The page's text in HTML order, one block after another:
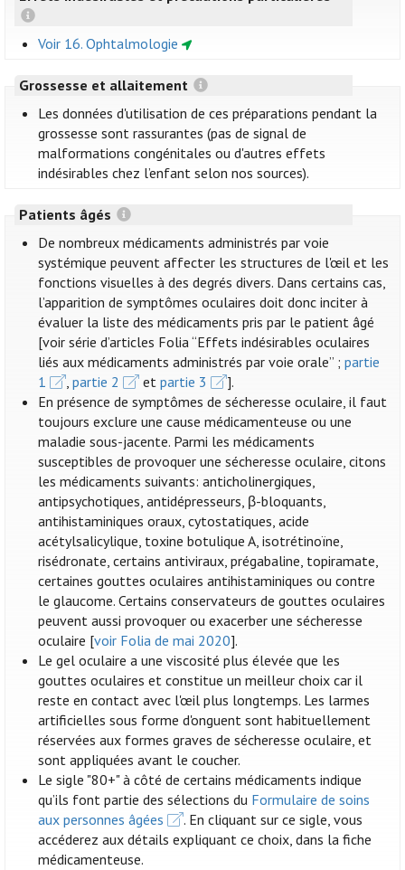
Voir 16. Ophtalmologie
Grossesse et allaitement
Les données d'utilisation de ces préparations pendant la
grossesse sont rassurantes (pas de signal de
malformations congénitales ou d'autres effets
indésirables chez l’enfant selon nos sources).
Patients âgés
De nombreux médicaments administrés par voie
systémique peuvent affecter les structures de l'œil et les
fonctions visuelles à des degrés divers. Dans certains cas,
l’apparition de symptômes oculaires doit donc inciter à
évaluer la liste des médicaments pris par le patient âgé
[voir série d’articles Folia “Effets indésirables oculaires
liés aux médicaments administrés par voie orale” ;partie
1
,partie 2 etpartie 3
].
En présence de symptômes de sécheresse oculaire, il faut
toujours exclure une cause médicamenteuse ou une
maladie sous-jacente. Parmi les médicaments
susceptibles de provoquer une sécheresse oculaire, citons
les médicaments suivants: anticholinergiques,
antipsychotiques, antidépresseurs, β-bloquants,
antihistaminiques oraux, cytostatiques, acide
acétylsalicylique, toxine botulique A, isotrétinoïne,
risédronate, certains antiviraux, prégabaline, topiramate,
certaines gouttes oculaires antihistaminiques ou contre
le glaucome. Certains conservateurs de gouttes oculaires
peuvent aussi provoquer ou exacerber une sécheresse
oculaire [voir Folia de mai 2020].
Le gel oculaire a une viscosité plus élevée que les
gouttes oculaires et constitue un meilleur choix car il
reste en contact avec l'œil plus longtemps. Les larmes
artificielles sous forme d'onguent sont habituellement
réservées aux formes graves de sécheresse oculaire, et
sont appliquées avant le coucher.
Le sigle "80+" à côté de certains médicaments indique
qu’ils font partie des sélections du Formulaire de soins
aux personnes âgées
. En cliquant sur ce sigle, vous
accéderez aux détails expliquant ce choix, dans la fiche
médicamenteuse.